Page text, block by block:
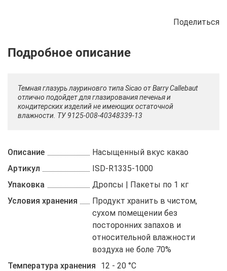
Поделиться
Описание Отзывы Рецепты
Темная глазурь лауриновго типа Sicao от Barry Callebaut
отлично подойдет для глазирования печенья и
кондитерских изделий не имеющих остаточной
влажности. ТУ 9125-008-40348339-13
Описание
Насыщенный вкус какао
Артикул
ISD-R1335-1000
Упаковка
Дропсы | Пакеты по 1 кг
Условия хранения
Продукт хранить в чистом,
сухом помещении без
посторонних запахов и
относительной влажности
воздуха не боле 70%
Температура хранения
12 - 20 °C